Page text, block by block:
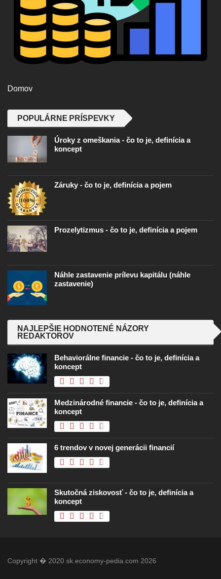
Domov
POPULÁRNE PRÍSPEVKY
Úroky z omeškania - čo to je, definícia a
koncept
Záruky - čo to je, definícia a pojem
Prozelytizmus - čo to je, definícia a pojem
Náhle zastavenie prílevu kapitálu (náhle
zastavenie)
NAJLEPŠIE HODNOTENÉ NÁZORY
REDAKTOROV
Behaviorálne financie - čo to je, definícia a
koncept
Medzinárodné financie - čo to je, definícia a
koncept
6 trendov v novej generácii financií
Skutočná ziskovosť - čo to je, definícia a
koncept
Copyright � 2020 sk.economy-pedia.com 2026